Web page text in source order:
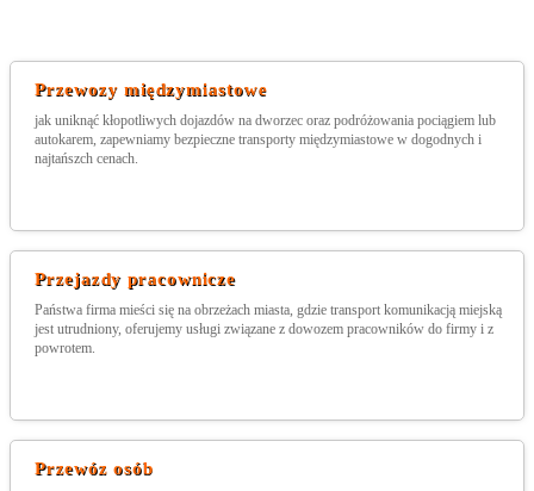
Przewozy międzymiastowe
jak uniknąć kłopotliwych dojazdów na dworzec oraz podróżowania pociągiem lub
autokarem, zapewniamy bezpieczne transporty międzymiastowe w dogodnych i
najtańszch cenach.
Przejazdy pracownicze
Państwa firma mieści się na obrzeżach miasta, gdzie transport komunikacją miejską
jest utrudniony, oferujemy usługi związane z dowozem pracowników do firmy i z
powrotem.
Przewóz osób